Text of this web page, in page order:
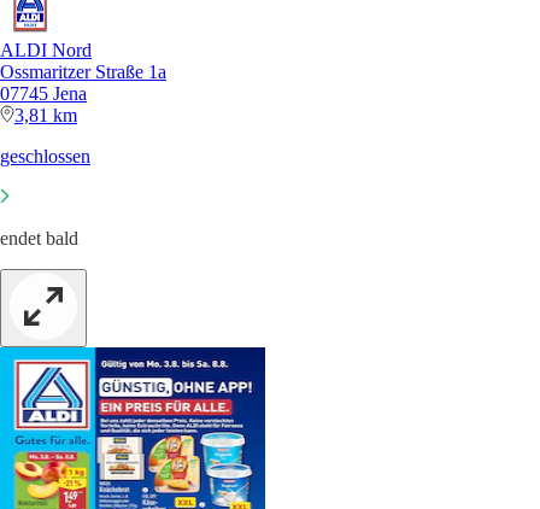
ALDI Nord
Ossmaritzer Straße 1a
07745 Jena
3,81 km
geschlossen
endet bald